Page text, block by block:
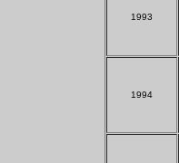
1993
1994